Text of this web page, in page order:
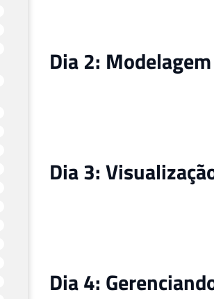
Dia 2:
Dia 3:
Dia 4: